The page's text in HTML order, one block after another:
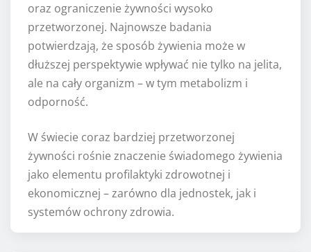
oraz ograniczenie żywności wysoko
przetworzonej. Najnowsze badania
potwierdzają, że sposób żywienia może w
dłuższej perspektywie wpływać nie tylko na jelita,
ale na cały organizm – w tym metabolizm i
odporność.
W świecie coraz bardziej przetworzonej
żywności rośnie znaczenie świadomego żywienia
jako elementu profilaktyki zdrowotnej i
ekonomicznej – zarówno dla jednostek, jak i
systemów ochrony zdrowia.